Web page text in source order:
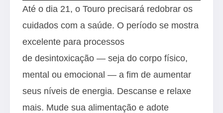
Até o dia 21, o Touro precisará redobrar os
cuidados com a saúde. O período se mostra
excelente para processos
de desintoxicação — seja do corpo físico,
mental ou emocional — a fim de aumentar
seus níveis de energia. Descanse e relaxe
mais. Mude sua alimentação e adote